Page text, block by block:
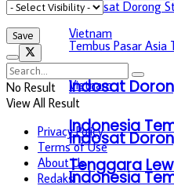
Indosat
Indonesia
Tenggara
Indosat
Indonesia
No Result
View All Result
Privacy Policy
Terms of Use
About Us
Redaksi